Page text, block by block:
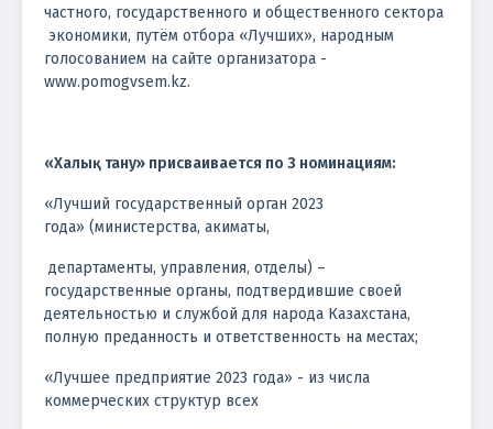
частного, государственного и общественного сектора
экономики, путём отбора «Лучших», народным
голосованием на сайте организатора -
www.pomogvsem.kz.
«Халық тану» присваивается по 3 номинациям:
«Лучший государственный орган 2023
года» (министерства, акиматы,
департаменты, управления, отделы) –
государственные органы, подтвердившие своей
деятельностью и службой для народа Казахстана,
полную преданность и ответственность на местах;
«Лучшее предприятие 2023 года» - из числа
коммерческих структур всех